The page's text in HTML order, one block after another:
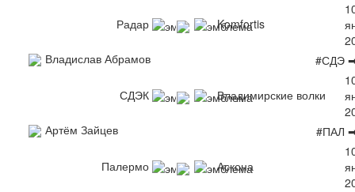
Радар Komfortis
Владислав Абрамов
#СДЭ
СДЭК Владимирские волки
Артём Зайцев
#ПАЛ
Палермо Аскона